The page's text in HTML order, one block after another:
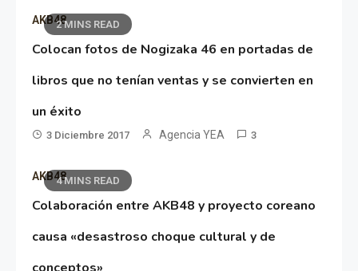
2 MINS READ
AKB48
Colocan fotos de Nogizaka 46 en portadas de
libros que no tenían ventas y se convierten en
un éxito
3 Diciembre 2017 Agencia YEA 3
4 MINS READ
AKB48
Colaboración entre AKB48 y proyecto coreano
causa «desastroso choque cultural y de